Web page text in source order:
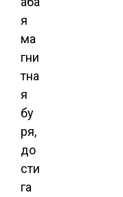
я
ма
гни
тна
я
бу
ря,
до
сти
га